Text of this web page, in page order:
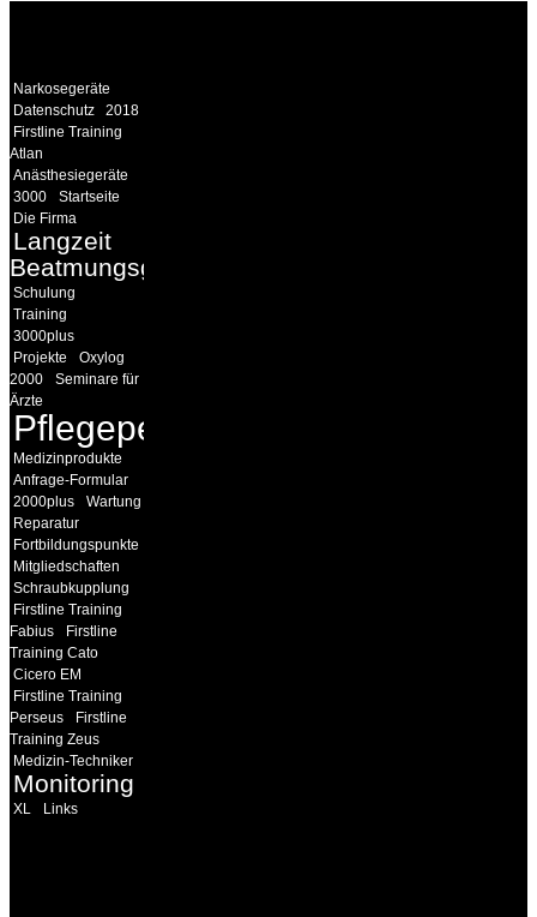
Narkosegeräte
Datenschutz
2018
Firstline Training
Atlan
Anästhesiegeräte
3000
Startseite
Die Firma
Langzeit
Beatmungsgeräte
Schulung
Training
3000plus
Projekte
Oxylog
2000
Seminare für
Ärzte
Pflegepersonal
Medizinprodukte
Anfrage-Formular
2000plus
Wartung
Reparatur
Fortbildungspunkte
Mitgliedschaften
Schraubkupplung
Firstline Training
Fabius
Firstline
Training Cato
Cicero EM
Firstline Training
Perseus
Firstline
Training Zeus
Medizin-Techniker
Monitoring
XL Links